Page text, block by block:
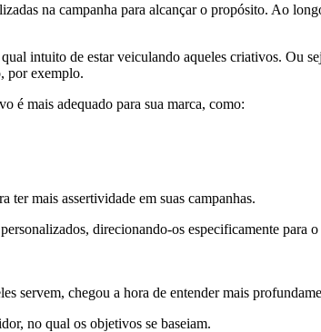
na campanha para alcançar o propósito. Ao
intuito de estar veiculando aqueles criativos. Ou
por exemplo.
é mais adequado para sua marca, como:
ter mais assertividade em suas campanhas.
direcionando-os especificamente
servem, chegou a hora de entender mais
no qual os objetivos se baseiam.